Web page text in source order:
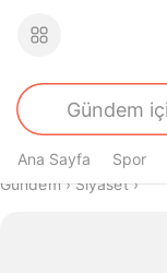
Ana Sayfa Spor
Buradasın
Gündem› Siyaset›